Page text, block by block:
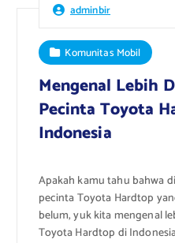
adminbir
Komunitas Mobil
Mengenal Lebih
Pecinta Toyota
Indonesia
Apakah kamu tahu bahwa
pecinta Toyota Hardtop
belum, yuk kita mengenal
Toyota Hardtop di